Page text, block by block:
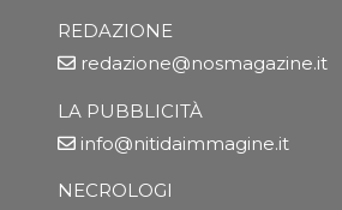
REDAZIONE
redazione@nosmagazine.it
LA PUBBLICITÀ
info@nitidaimmagine.it
NECROLOGI